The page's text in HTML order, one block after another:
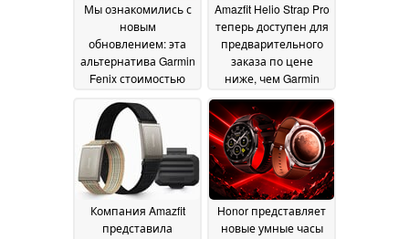
Мы ознакомились с
новым
обновлением: эта
альтернатива Garmin
Fenix стоимостью
ещё лучше 24 June 2026
Amazfit Helio Strap Pro
теперь доступен для
предварительного
заказа по цене
ниже, чем Garmin
20 June 2026
Компания Amazfit
представила
Honor представляет
новые умные часы